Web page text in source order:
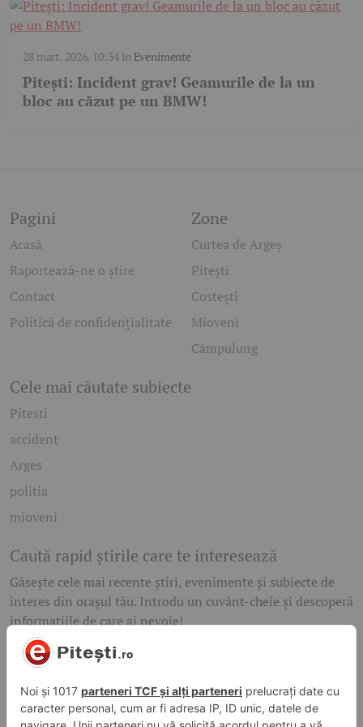
28 mart. 2026, 10:34în Evenimente
Pitești: Incident grav! Geamurile de la un
bloc au căzut pe un BMW!
Pagini
Acasă
Raportează-ne o știre
Contact
Politică de confidențialitate
Zone
Curtea de Argeș
Pitești
Costești
Mioveni
Câmpulung
Cele mai căutate subiecte
Pitesti
accident
Arges
politia
mioveni
Caută rapid știrile care te interesează
Găsește cele mai recente știri, evenimente și subiecte de
interes din orașul tău. Introdu un cuvânt-cheie și descoperă
informațiile de care ai nevoie!
Caută